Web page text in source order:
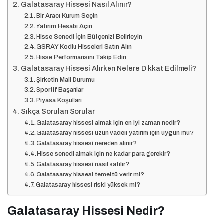
Galatasaray Hissesi Nasıl Alınır?
Bir Aracı Kurum Seçin
Yatırım Hesabı Açın
Hisse Senedi İçin Bütçenizi Belirleyin
GSRAY Kodlu Hisseleri Satın Alın
Hisse Performansını Takip Edin
Galatasaray Hissesi Alırken Nelere Dikkat Edilmeli?
Şirketin Mali Durumu
Sportif Başarılar
Piyasa Koşulları
Sıkça Sorulan Sorular
Galatasaray hissesi almak için en iyi zaman nedir?
Galatasaray hissesi uzun vadeli yatırım için uygun mu?
Galatasaray hissesi nereden alınır?
Hisse senedi almak için ne kadar para gerekir?
Galatasaray hissesi nasıl satılır?
Galatasaray hissesi temettü verir mi?
Galatasaray hissesi riski yüksek mi?
Galatasaray Hissesi Nedir?